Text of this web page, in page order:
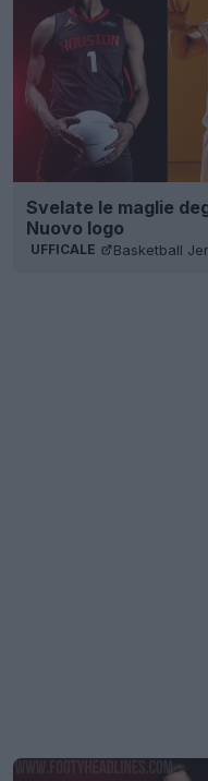
Svelate le maglie
Nuovo logo
UFFICALE Basketball